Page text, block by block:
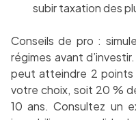
subir taxation des
Conseils de pro :
régimes avant
peut atteindre 2 points
votre choix, soit 20 %
10 ans. Consultez un